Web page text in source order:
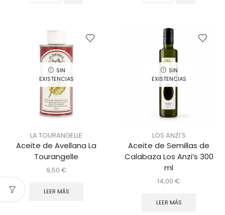
SIN
EXISTENCIAS
LA TOURANGELLE
Aceite de Avellana La
Tourangelle
9,50 €
LEER MÁS
SIN
EXISTENCIAS
LOS ANZI'S
Aceite de Semillas de
Calabaza Los Anzi’s 300
ml
14,00 €
LEER MÁS